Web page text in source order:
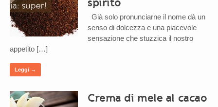
Già solo pronunciarne il nome dà un
senso di dolcezza e una piacevole
sensazione che stuzzica il nostro
appetito […]
Leggi →
Crema di mele al cacao